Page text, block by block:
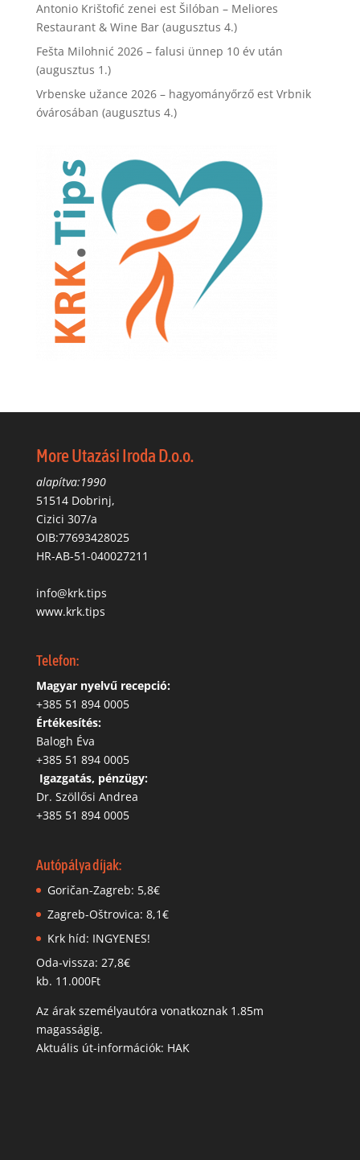
Antonio Krištofić zenei est Šilóban – Meliores
Restaurant & Wine Bar (augusztus 4.)
Fešta Milohnić 2026 – falusi ünnep 10 év után
(augusztus 1.)
Vrbenske užance 2026 – hagyományőrző est Vrbnik
óvárosában (augusztus 4.)
More Utazási Iroda D.o.o.
alapítva:1990
51514 Dobrinj,
Cizici 307/a
OIB:77693428025
HR-AB-51-040027211
info@krk.tips
www.krk.tips
Telefon:
Magyar nyelvű recepció:
‭+385 51 894 0005
Értékesítés:
Balogh Éva
+385 51 894 0005
Igazgatás, pénzügy:
Dr. Szöllősi Andrea
+385 51 894 0005
Autópálya díjak:
Goričan-Zagreb: 5,8€
Zagreb-Oštrovica: 8,1€
Krk híd: INGYENES!
Oda-vissza: 27,8€
kb. 11.000Ft
Az árak személyautóra vonatkoznak 1.85m
magasságig.
Aktuális út-információk: HAK